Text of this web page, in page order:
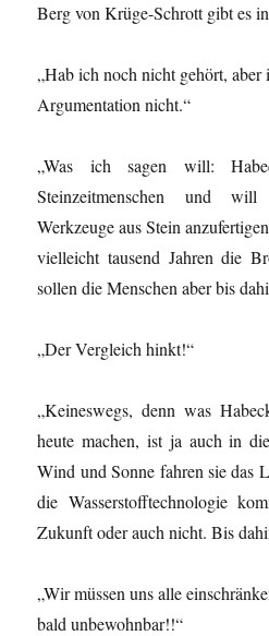
Berg von Krüge-Schrott gibt es
„Hab ich noch nicht gehört, aber
Argumentation nicht.“
„Was ich sagen will:
Steinzeitmenschen und
Werkzeuge aus Stein
vielleicht tausend Jahren die
sollen die Menschen aber bis
„Der Vergleich hinkt!“
„Keineswegs, denn was
heute machen, ist ja auch in
Wind und Sonne fahren sie das
die Wasserstofftechnologie
Zukunft oder auch nicht. Bis
„Wir müssen uns alle
bald unbewohnbar!!“